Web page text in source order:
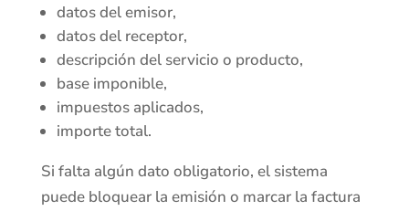
datos del emisor,
datos del receptor,
descripción del servicio o producto,
base imponible,
impuestos aplicados,
importe total.
Si falta algún dato obligatorio, el sistema
puede bloquear la emisión o marcar la factura